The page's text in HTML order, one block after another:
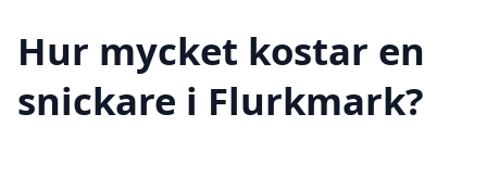
Hur mycket kostar en
snickare i Flurkmark?